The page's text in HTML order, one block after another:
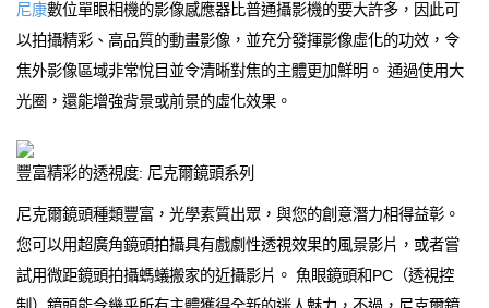
尼康數位單眼相機的影像感應器比普通攝影機的要大許多，因此可
以拍攝精彩、高品質的動畫影像，並充分發揮影像虛化的功效，令
焦外影像區域非常悅目並令清晰對焦的主體更加鮮明。 通過使用大
光圈，還能增強背景或前景的虛化效果。
豐富精彩的透視度: 尼克爾鏡頭系列
尼克爾鏡頭種類豐富，光學素質出眾，與您的創意潛力相得益彰。
您可以用超廣角鏡頭拍攝具有戲劇性透視效果的風景影片，或者嘗
試用微距鏡頭拍攝螞蟻搬家的近攝影片。 魚眼鏡頭和PC（透視控